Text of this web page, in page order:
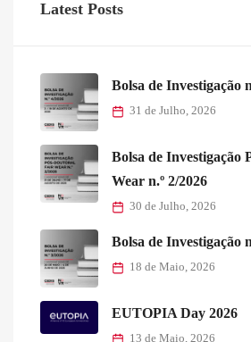
Latest Posts
Bolsa de Investigação
31 de Julho, 2026
Bolsa de Investigação
Wear n.º 2/2026
30 de Julho, 2026
Bolsa de Investigação
18 de Maio, 2026
EUTOPIA Day 2026
13 de Maio, 2026